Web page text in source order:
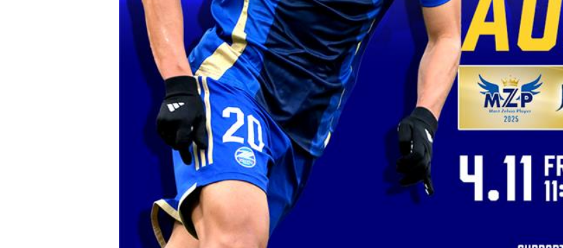
観戦方法を知る
スタジアム観戦ガイド
観戦マナー＆ルール
ビジターサポーターの皆様へ
車イスでの観戦
試合運営管理規程
三輪緑山ベースを
三輪緑山ベー
肖像権・ロゴについてプライバシーポリシー LINEミニアプリプライバシーポリシー